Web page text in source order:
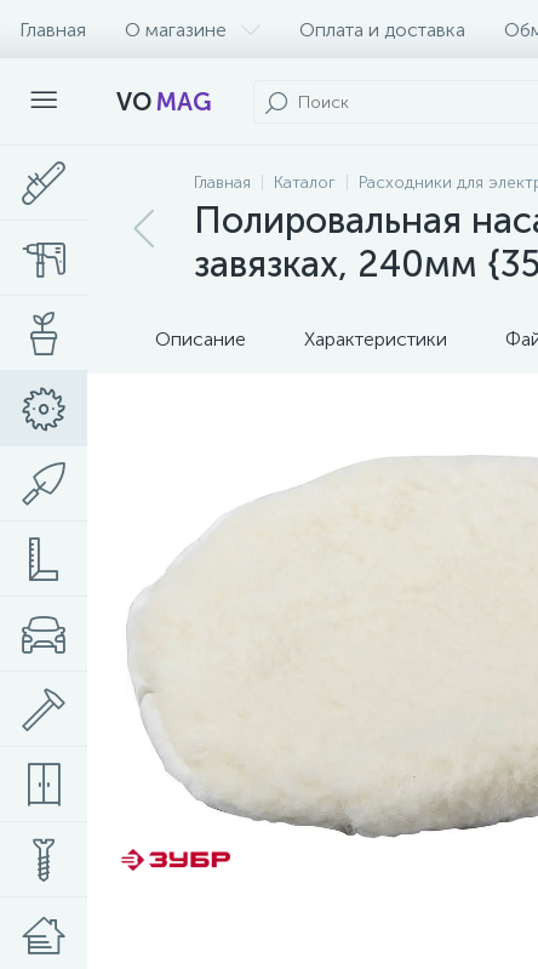
Главная О магазине Оплата и доставка
VOMAG
Главная Каталог Расходники для
Полировальная
завязках, 240мм
Описание Характеристики